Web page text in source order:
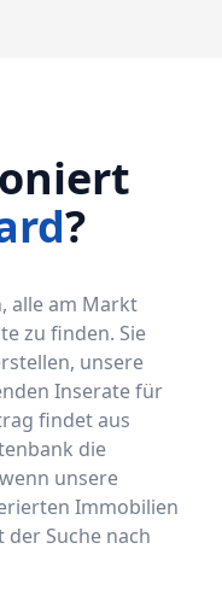
?
alle am Markt
zu finden. Sie
unsere
Inserate für
findet aus
die
unsere
Immobilien
Suche nach